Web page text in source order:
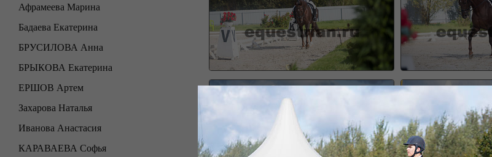
Афрамеева Марина
Бадаева Екатерина
БРУСИЛОВА Анна
БРЫКОВА Екатерина
ЕРШОВ Артем
Захарова Наталья
Иванова Анастасия
КАРАВАЕВА Софья